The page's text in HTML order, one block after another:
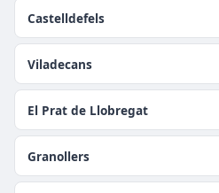
Castelldefels
Viladecans
El Prat de Llobregat
Granollers